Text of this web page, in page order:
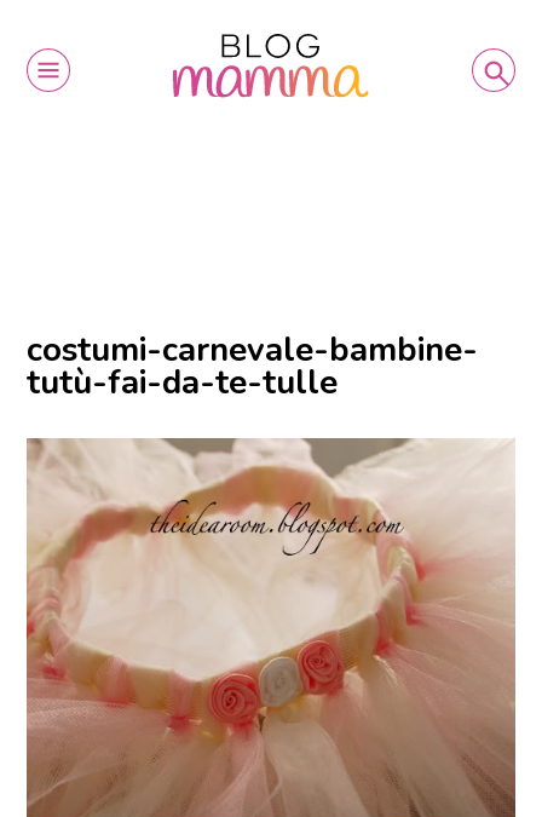
costumi-carnevale-bambine-
tutù-fai-da-te-tulle